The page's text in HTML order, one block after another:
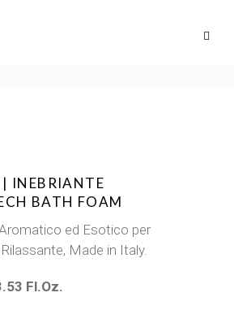
INEBRIANTE
BATH FOAM
ed Esotico per
Made in Italy.
Fl.Oz.